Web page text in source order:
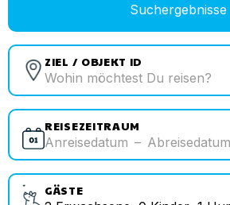
Suchergebnisse
ZIEL / OBJEKT ID
REISEZEITRAUM
Anreisedatum – Abreisedatum
GÄSTE